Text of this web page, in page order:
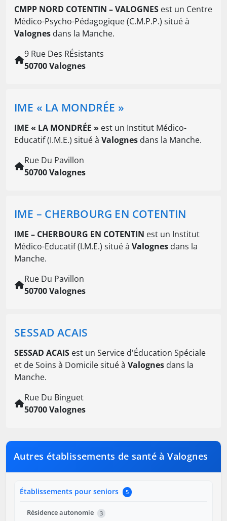
CMPP NORD COTENTIN – VALOGNES est un Centre
Médico-Psycho-Pédagogique (C.M.P.P.) situé à
Valognes dans la Manche.
9 Rue Des RÉsistants
50700 Valognes
IME « LA MONDRÉE »
IME « LA MONDRÉE » est un Institut Médico-
Educatif (I.M.E.) situé à Valognes dans la Manche.
Rue Du Pavillon
50700 Valognes
IME – CHERBOURG EN COTENTIN
IME – CHERBOURG EN COTENTIN est un Institut
Médico-Educatif (I.M.E.) situé à Valognes dans la
Manche.
Rue Du Pavillon
50700 Valognes
SESSAD ACAIS
SESSAD ACAIS est un Service d'Éducation Spéciale
et de Soins à Domicile situé à Valognes dans la
Manche.
Rue Du Binguet
50700 Valognes
Autres établissements de santé à Valognes
Établissements pour seniors 5
Résidence autonomie 3